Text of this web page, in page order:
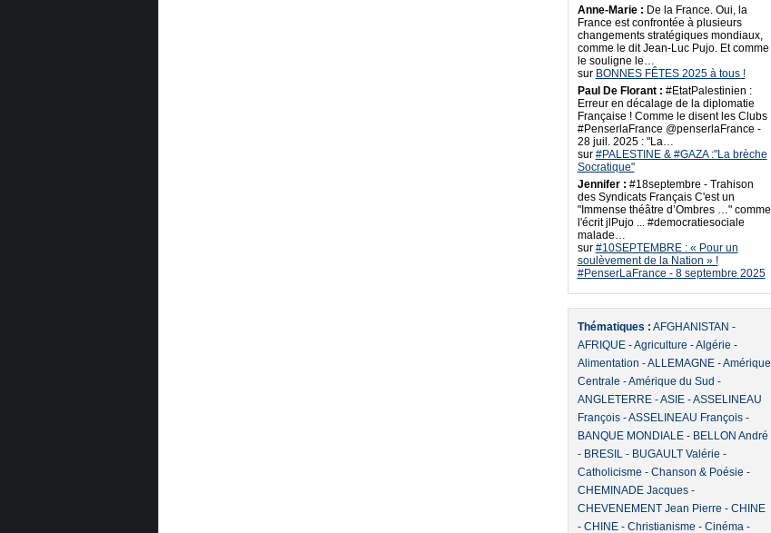
Anne-Marie : De la France. Oui, la
France est confrontée à plusieurs
changements stratégiques mondiaux,
comme le dit Jean-Luc Pujo. Et comme
le souligne le…
sur BONNES FÊTES 2025 à tous !
Paul De Florant : #EtatPalestinien :
Erreur en décalage de la diplomatie
Française ! Comme le disent les Clubs
#PenserlaFrance @penserlaFrance -
28 juil. 2025 : "La…
sur #PALESTINE & #GAZA :"La brèche
Socratique"
Jennifer : #18septembre - Trahison
des Syndicats Français C'est un
"Immense théâtre d’Ombres …" comme
l'écrit jlPujo ... #democratiesociale
malade…
sur #10SEPTEMBRE : « Pour un
soulèvement de la Nation » !
#PenserLaFrance - 8 septembre 2025
Thématiques : AFGHANISTAN -
AFRIQUE-Agriculture -Algérie -
Alimentation -ALLEMAGNE-Amérique
Centrale -Amérique du Sud -
ANGLETERRE-ASIE-ASSELINEAU
François-ASSELINEAU François-
BANQUE MONDIALE- BELLON André
- BRESIL- BUGAULT Valérie -
Catholicisme - Chanson & Poésie -
CHEMINADE Jacques-
CHEVENEMENT Jean Pierre - CHINE
- CHINE- Christianisme - Cinéma-